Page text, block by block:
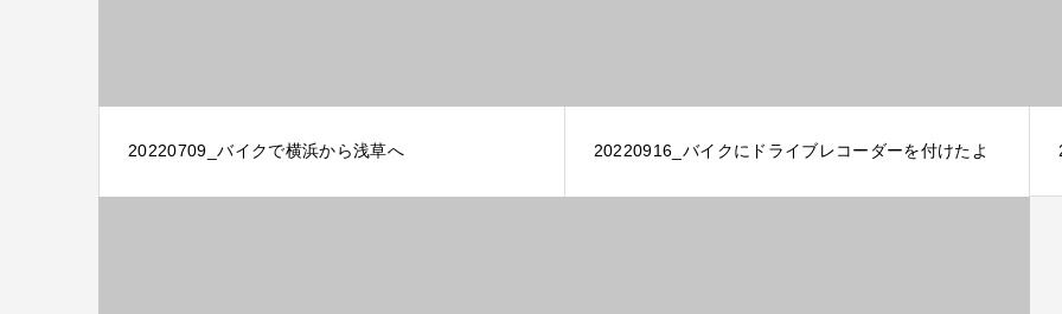
20220709_バイクで横浜から浅草へ 20220916_バイクにドライブレコーダーを付けたよ